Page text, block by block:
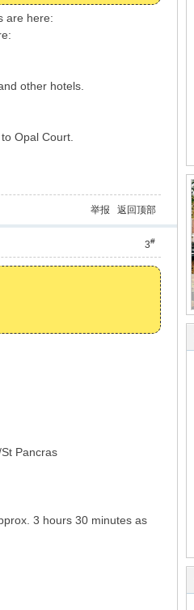
are here:
other hotels.
Opal Court.
举报 返回顶部
3#
Pancras
3 hours 30 minutes as